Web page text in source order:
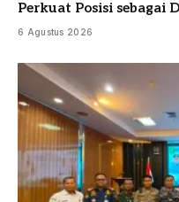
Perkuat Posisi sebagai
6 Agustus 2026